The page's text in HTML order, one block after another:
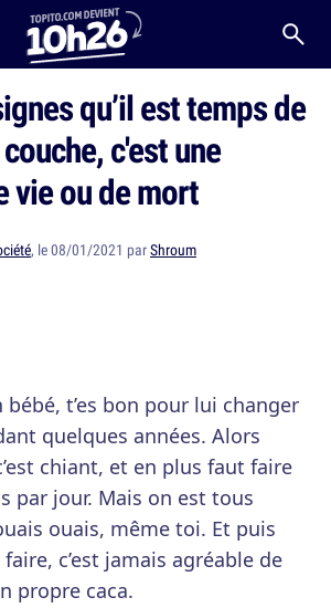
qu’il est temps de
c'est une
vie ou de mort
, le 08/01/2021 parShroum
t’es bon pour lui changer
quelques années. Alors
chiant, et en plus faut faire
par jour. Mais on est tous
ouais, même toi. Et puis
c’est jamais agréable de
propre caca.